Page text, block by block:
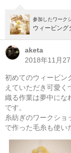
参加したワーク
ウィービング
aketa
2018年11月27
初めてのウィービン
えていただき可愛く
織る作業は夢中にな
です。
糸紡ぎのワークショ
で作った毛糸も使い